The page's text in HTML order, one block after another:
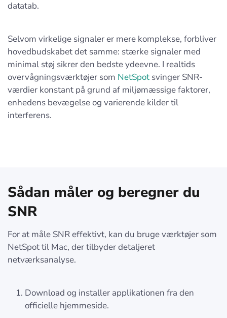
datatab.
Selvom virkelige signaler er mere komplekse, forbliver
hovedbudskabet det samme: stærke signaler med
minimal støj sikrer den bedste ydeevne. I realtids
overvågningsværktøjer som NetSpot svinger SNR-
værdier konstant på grund af miljømæssige faktorer,
enhedens bevægelse og varierende kilder til
interferens.
Sådan måler og beregner du
SNR
For at måle SNR effektivt, kan du bruge værktøjer som
NetSpot til Mac, der tilbyder detaljeret
netværksanalyse.
Download og installer applikationen fra den
officielle hjemmeside.